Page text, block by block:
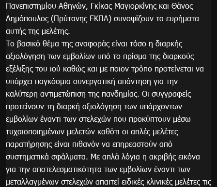
Πανεπιστημίου Αθηνών, Γκίκας Μαγιορκίνης και Θάνος
Δημόπουλος (Πρύτανης ΕΚΠΑ) συνοψίζουν τα ευρήματα
αυτής της μελέτης.
Το βασικό θέμα της αναφοράς είναι τόσο η διαρκής
αξιολόγηση των εμβολίων υπό το πρίσμα της διαρκούς
εξέλιξης του ιού καθώς και με ποιον τρόπο προτείνεται να
υπάρχει παγκόσμια συνεργατική απάντηση για την
καλύτερη αντιμετώπιση της πανδημίας. Οι συγγραφείς
προτείνουν τη διαρκή αξιολόγηση των υπάρχοντων
εμβολίων έναντι των στελεχών που προκύπτουν μέσω
τυχαιοποιημένων μελετών καθότι οι απλές μελέτες
παρατήρησης είναι πιθανόν να επηρεαστούν από
συστηματικά σφάλματα. Με απλά λόγια η ακριβής εικόνα
για την αποτελεσματικότητα των εμβολίων έναντι των
μεταλλαγμένων στελεχών απαιτεί ειδικές κλινικές μελέτες τις